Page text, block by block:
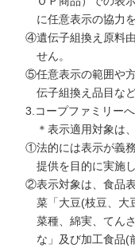
に任意表示の協力
④遺伝子組換え原料
せん。
⑤任意表示の範囲や
伝子組換え品目な
3.コープファミリー
＊表示適用対象は
①法的には表示が義
提供を目的に実施
②表示対象は、食品
菜「大豆(枝豆、大
菜種、綿実、てん
な」及び加工食品(